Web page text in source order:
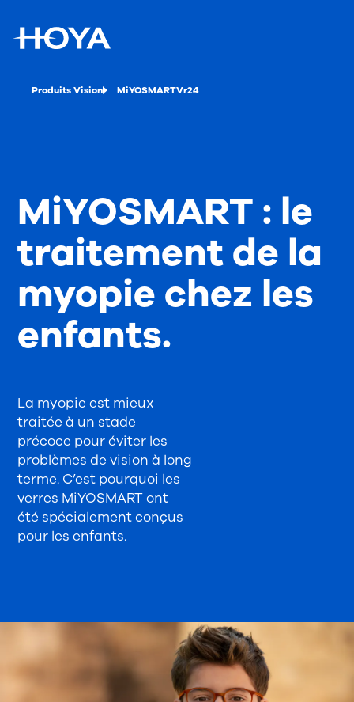
Produits Vision MiYOSMARTVr24
La myopie est mieux
traitée à un stade
précoce pour éviter les
problèmes de vision à long
terme. C’est pourquoi les
verres MiYOSMART ont
été spécialement conçus
pour les enfants.
MiYOSMART : le
traitement de la
myopie chez les
enfants.